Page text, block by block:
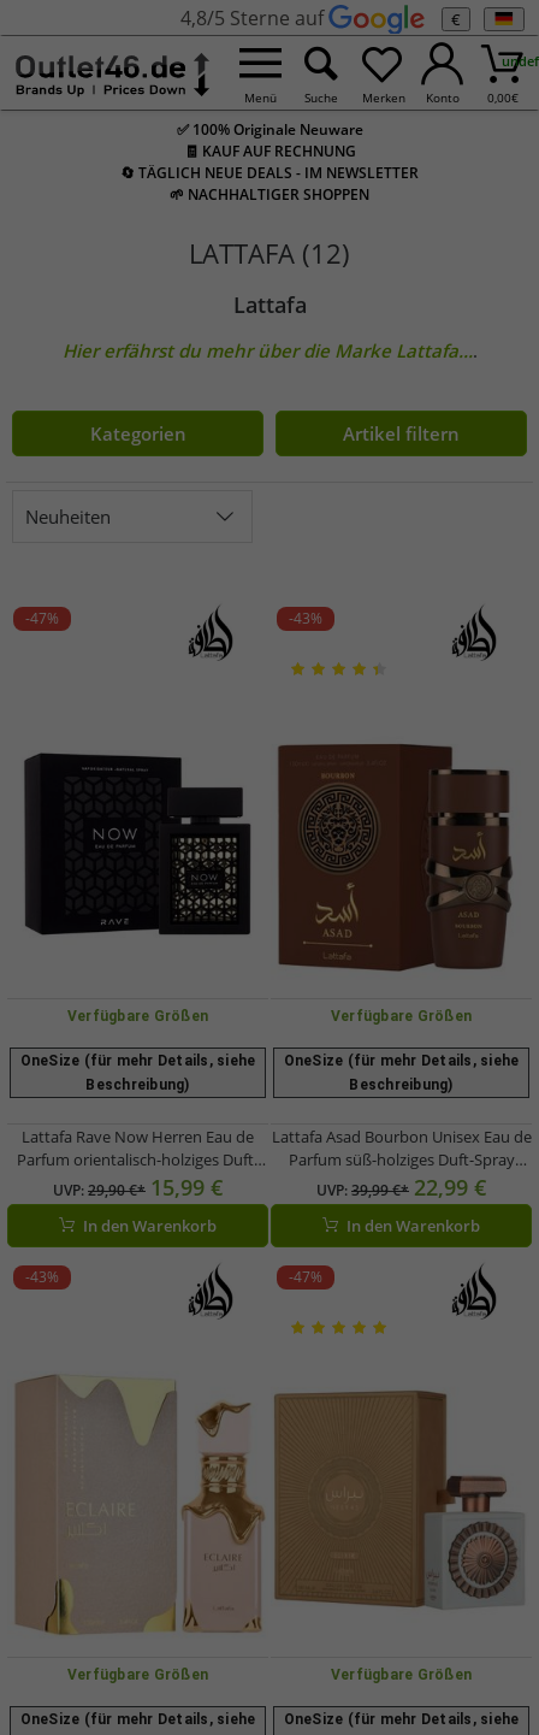
4,8/5 Sterne auf €
Menü Suche Merken Konto 0,00€
✅ 100% Originale Neuware
🧾 KAUF AUF RECHNUNG
🔄 TÄGLICH NEUE DEALS - IM NEWSLETTER
🌱 NACHHALTIGER SHOPPEN
LATTAFA (12)
Lattafa
Hier erfährst du mehr über die Marke Lattafa....
Kategorien Artikel filtern
Neuheiten
-47%
Verfügbare Größen
OneSize (für mehr Details, siehe
Beschreibung)
Lattafa Rave Now Herren Eau de
Parfum orientalisch-holziges Duft-
Spray Parfüm 100ml Schwarz
UVP:29,90 €* 15,99 €
In den Warenkorb
-43%
Verfügbare Größen
OneSize (für mehr Details, siehe
Beschreibung)
Lattafa Asad Bourbon Unisex Eau de
Parfum süß-holziges Duft-Spray
Parfüm 100ml Braun
UVP:39,99 €* 22,99 €
In den Warenkorb
-43%
Verfügbare Größen
OneSize (für mehr Details, siehe
-47%
Verfügbare Größen
OneSize (für mehr Details, siehe